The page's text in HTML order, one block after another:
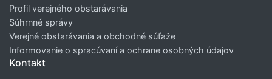
Profil verejného obstarávania
Súhrnné správy
Verejné obstarávania a obchodné súťaže
Informovanie o spracúvaní a ochrane osobných údajov
Kontakt